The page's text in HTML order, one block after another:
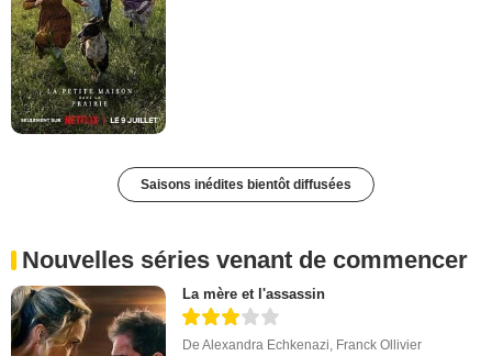
Saisons inédites bientôt diffusées
Nouvelles séries venant de commencer
La mère et l'assassin
DeAlexandra Echkenazi, Franck Ollivier